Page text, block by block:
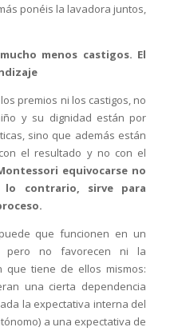
ponéis la lavadora juntos,
menos castigos. El
premios ni los castigos, no
y su dignidad están por
sino que además están
el resultado y no con el
equivocarse no
contrario, sirve para
que funcionen en un
pero no favorecen ni la
que tiene de ellos mismos:
una cierta dependencia
la expectativa interna del
a una expectativa de